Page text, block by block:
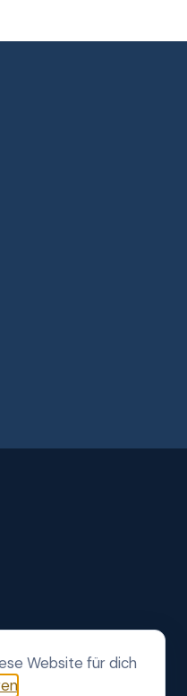
Website für dich